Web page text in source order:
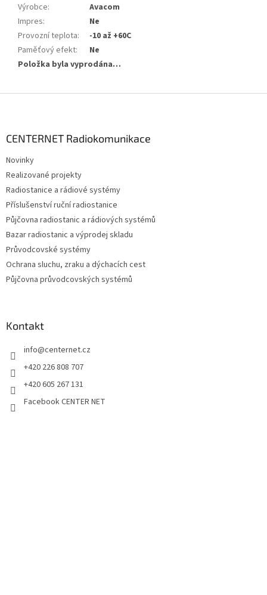
Výrobce:
Avacom
Impres:
Ne
Provozní teplota:
-10 až +60C
Paměťový efekt:
Ne
Položka byla vyprodána…
CENTERNET Radiokomunikace
Novinky
Realizované projekty
Radiostanice a rádiové systémy
Příslušenství ruční radiostanice
Půjčovna radiostanic a rádiových systémů
Bazar radiostanic a výprodej skladu
Průvodcovské systémy
Ochrana sluchu, zraku a dýchacích cest
Půjčovna průvodcovských systémů
Kontakt
info@centernet.cz
+420 226 808 707
+420 605 267 131
Facebook CENTER NET